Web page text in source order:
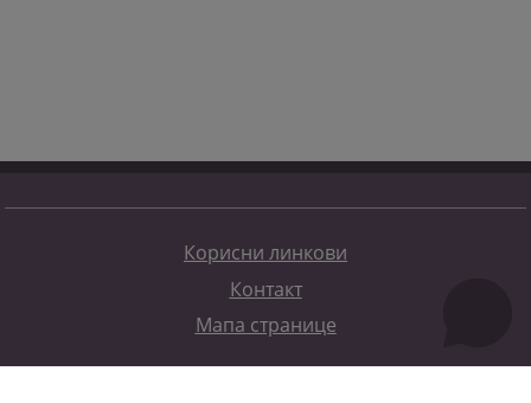
Корисни линкови
Контакт
Мапа странице